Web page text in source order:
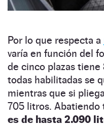
Por lo que respecta a
varía en función del
de cinco plazas
todas habilitadas se
mientras que si
705 litros. Abatiendo
es de hasta 2.090